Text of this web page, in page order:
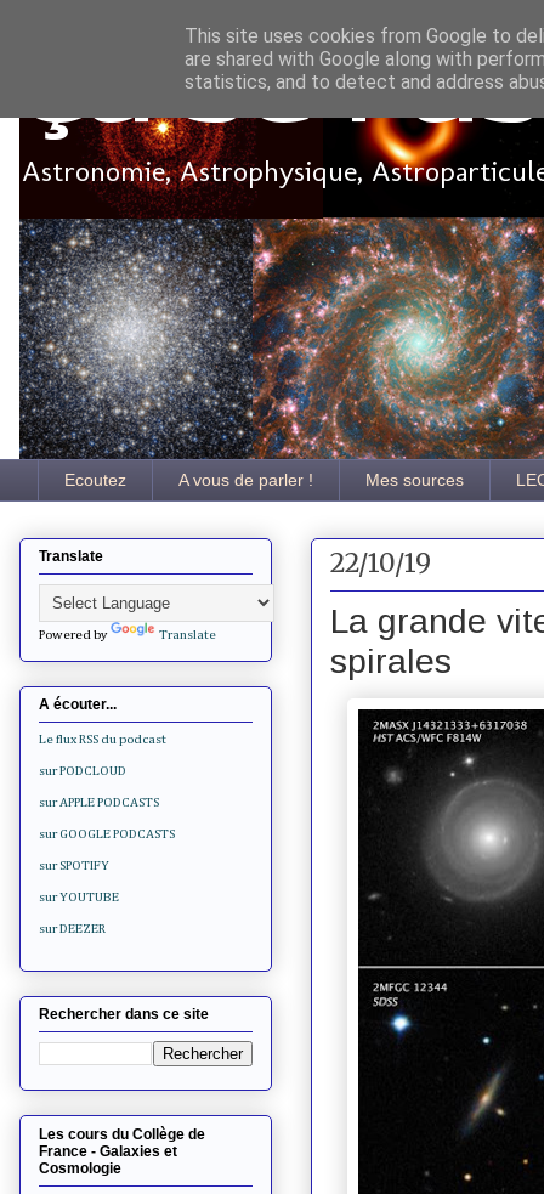
Ça se
Astronomie, Astrophysique,
Ecoutez A vous de parler ! Mes sources
22/10/19
La grande
spirales
Translate
Powered by Translate
A écouter...
Le flux RSS du podcast
sur PODCLOUD
sur APPLE PODCASTS
sur GOOGLE PODCASTS
sur SPOTIFY
sur YOUTUBE
sur DEEZER
Rechercher dans ce site
Les cours du Collège de
France - Galaxies et
Cosmologie
This site uses cookies from Google to
are shared with Google along with
statistics, and to detect and address